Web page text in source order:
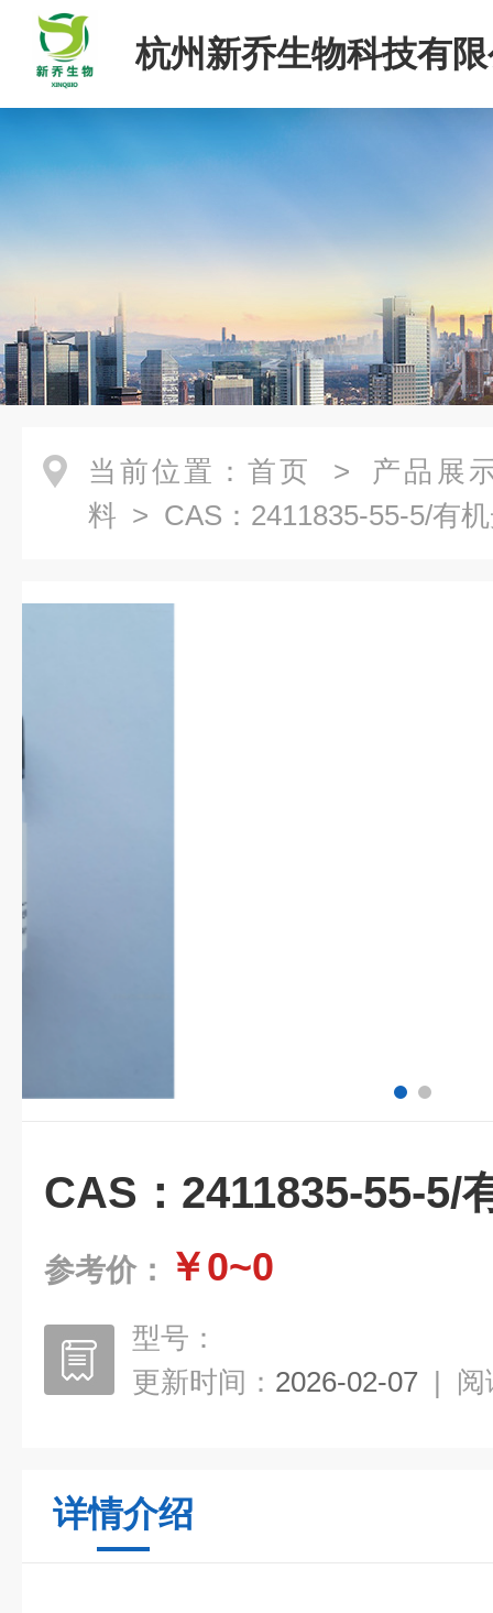
杭州新乔生物科技有
当前位置： 首页 > 产品展
料 > CAS：2411835-55-5/有
CAS：2411835-55-5/
参考价： ￥0~0
型号：
更新时间： 2026-02-07 | 阅
详情介绍